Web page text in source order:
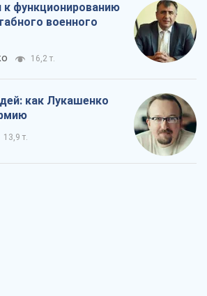
к функционированию
военного
16,2 т.
как Лукашенко
13,9 т.